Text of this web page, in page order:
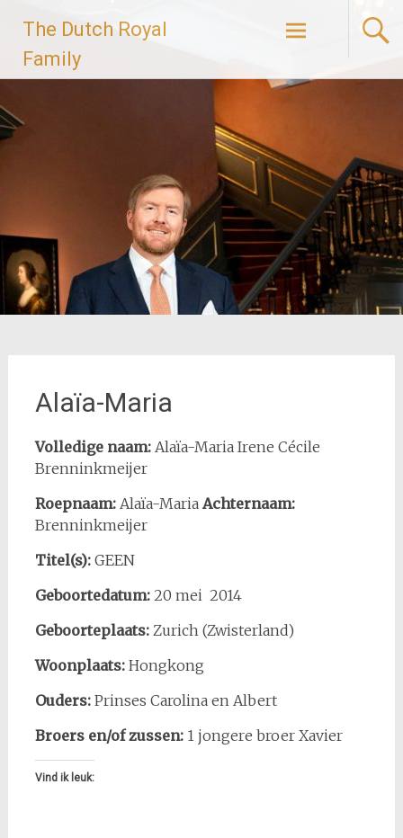
naar
inhoud
The Dutch Royal
Family
Alaïa-Maria
Volledige naam:Alaïa-Maria Irene Cécile
Brenninkmeijer
Roepnaam:Alaïa-Maria Achternaam:
Brenninkmeijer
Titel(s): GEEN
Geboortedatum:20 mei 2014
Geboorteplaats: Zurich (Zwisterland)
Woonplaats: Hongkong
Ouders:Prinses Carolina en Albert
Broers en/of zussen: 1 jongere broer Xavier
Vind ik leuk: